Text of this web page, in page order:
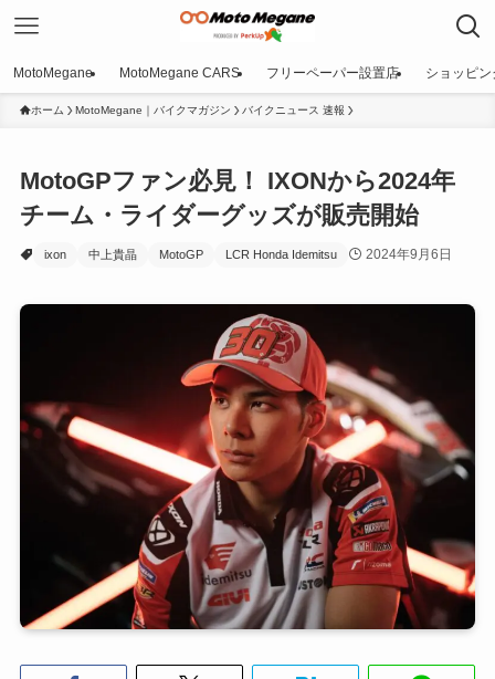
MotoMegane MotoMegane CARS フリーペーパー設置店 ショッピン
ホーム MotoMegane｜バイクマガジン バイクニュース 速報
MotoGPファン必見！ IXONから2024年
チーム・ライダーグッズが販売開始
ixon 中上貴晶 MotoGP LCR Honda Idemitsu 2024年9月6日